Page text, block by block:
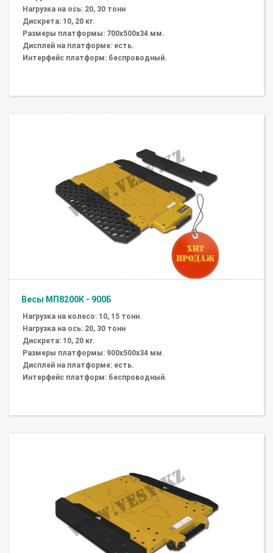
Нагрузка на ось: 20, 30 тонн
Дискрета: 10, 20 кг.
Размеры платформы: 700х500х34 мм.
Дисплей на платформе: есть.
Интерфейс платформ: беспроводный.
Весы МП8200К - 900Б
Нагрузка на колесо: 10, 15 тонн.
Нагрузка на ось: 20, 30 тонн
Дискрета: 10, 20 кг.
Размеры платформы: 900х500х34 мм.
Дисплей на платформе: есть.
Интерфейс платформ: беспроводный.